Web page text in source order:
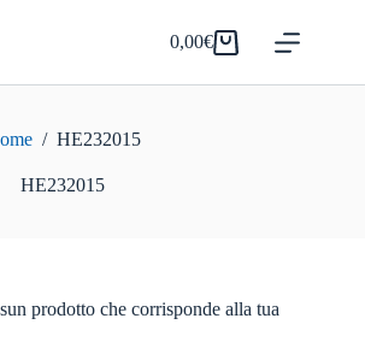
Carrello
0,00€
/ HE232015
HE232015
prodotto che corrisponde alla tua